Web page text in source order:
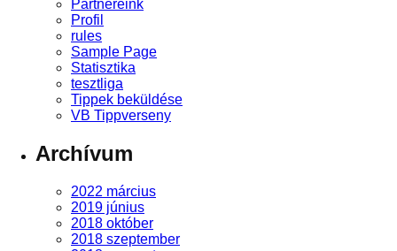
Partnereink
Profil
rules
Sample Page
Statisztika
tesztliga
Tippek beküldése
VB Tippverseny
Archívum
2022 március
2019 június
2018 október
2018 szeptember